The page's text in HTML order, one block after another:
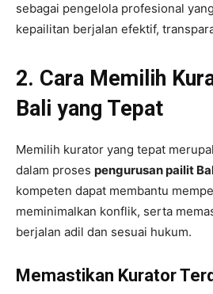
sebagai pengelola profesional
kepailitan berjalan efektif,
2. Cara Memilih
Bali yang Tepat
Memilih kurator yang tepat
dalam proses pengurusan pailit
kompeten dapat membantu
meminimalkan konflik, serta
berjalan adil dan sesuai hukum.
Memastikan Kurator